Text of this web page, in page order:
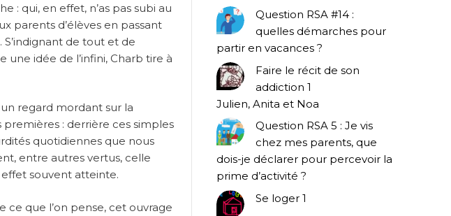
: qui, en effet, n’as pas subi au
parents d’élèves en passant
de tout et de
idée de l’infini, Charb tire à
regard mordant sur la
: derrière ces simples
quotidiennes que nous
entre autres vertus, celle
effet souvent atteinte.
ce que l’on pense, cet ouvrage
Question RSA #14 :
quelles démarches pour
partir en vacances ?
Faire le récit de son
addiction 1
Julien, Anita et Noa
Question RSA 5 : Je vis
chez mes parents, que
dois-je déclarer pour percevoir la
prime d’activité ?
Se loger 1